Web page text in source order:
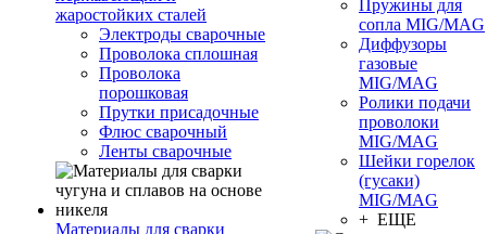
жаростойких сталей
Электроды сварочные
Проволока сплошная
Проволока
порошковая
Прутки присадочные
Флюс сварочный
Ленты сварочные
Материалы для сварки
Пружины для
сопла MIG/MAG
Диффузоры
газовые
MIG/MAG
Ролики подачи
проволоки
MIG/MAG
Шейки горелок
(гусаки)
MIG/MAG
+ ЕЩЕ